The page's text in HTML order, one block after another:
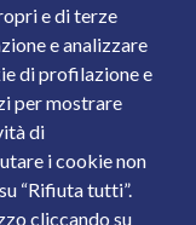
e di terze
e analizzare
di profilazione e
per mostrare
di
i cookie non
“Rifiuta tutti”.
cliccando su